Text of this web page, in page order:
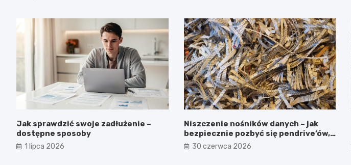
Jak sprawdzić swoje zadłużenie –
dostępne sposoby
1 lipca 2026
Niszczenie nośników danych – jak
bezpiecznie pozbyć się pendrive’ów,
płyt i dysków
30 czerwca 2026